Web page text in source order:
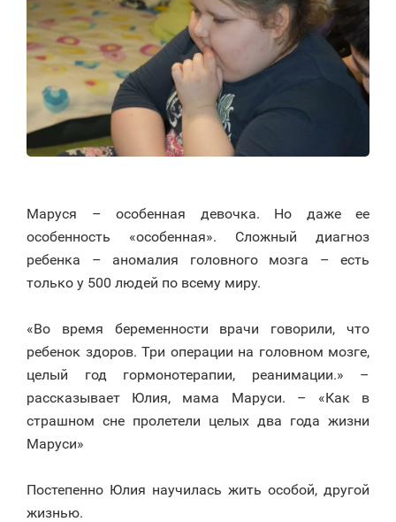
Маруся – особенная девочка. Но даже ее
особенность «особенная». Сложный диагноз
ребенка – аномалия головного мозга – есть
только у 500 людей по всему миру.
«Во время беременности врачи говорили, что
ребенок здоров. Три операции на головном мозге,
целый год гормонотерапии, реанимации.» –
рассказывает Юлия, мама Маруси. – «Как в
страшном сне пролетели целых два года жизни
Маруси»
Постепенно Юлия научилась жить особой, другой
жизнью.